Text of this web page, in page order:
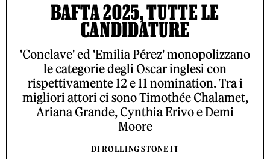
BAFTA 2025, TUTTE LE
CANDIDATURE
'Conclave' ed 'Emilia Pérez' monopolizzano
le categorie degli Oscar inglesi con
rispettivamente 12 e 11 nomination. Tra i
migliori attori ci sono Timothée Chalamet,
Ariana Grande, Cynthia Erivo e Demi
Moore
DI ROLLING STONE IT